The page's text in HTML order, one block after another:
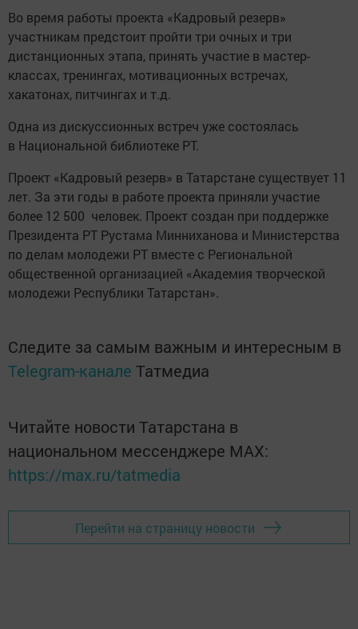
Во время работы проекта «Кадровый резерв»
участникам предстоит пройти три очных и три
дистанционных этапа, принять участие в мастер-
классах, тренингах, мотивационных встречах,
хакатонах, питчингах и т.д.
Одна из дискуссионных встреч уже состоялась
в Национальной библиотеке РТ.
Проект «Кадровый резерв» в Татарстане существует 11
лет. За эти годы в работе проекта приняли участие
более 12 500 человек. Проект создан при поддержке
Президента РТ Рустама Минниханова и Министерства
по делам молодежи РТ вместе с Региональной
общественной организацией «Академия творческой
молодежи Республики Татарстан».
Следите за самым важным и интересным в
Telegram-канале Татмедиа
Читайте новости Татарстана в
национальном мессенджере MАХ:
https://max.ru/tatmedia
Перейти на страницу новости